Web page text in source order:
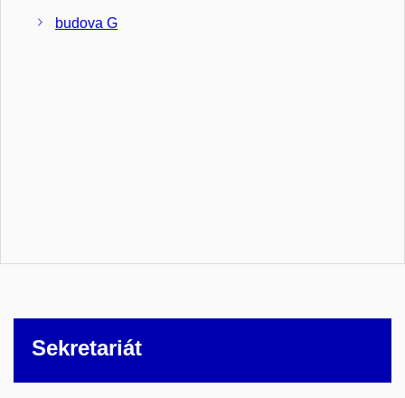
budova G
Sekretariát